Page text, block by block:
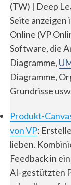
(TW) | Deep
Seite anzeigen
Online (VP
Software, die
Diagramme,
Diagramme,
Grundrisse
Produkt-
von VP:
lieben.
Feedback in
AI-gestützten